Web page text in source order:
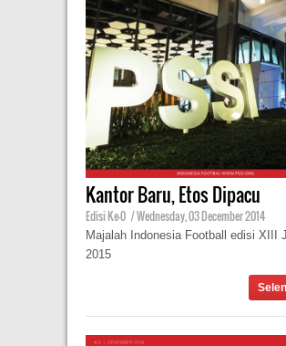
Kantor Baru, Etos Dipacu
Edisi Ke-0 | Wednesday, 03 December 2014
Majalah Indonesia Football edisi XIII
2015